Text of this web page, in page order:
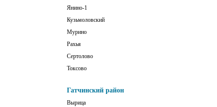
Янино-1
Кузьмоловский
Мурино
Рахья
Сертолово
Токсово
Гатчинский район
Вырица